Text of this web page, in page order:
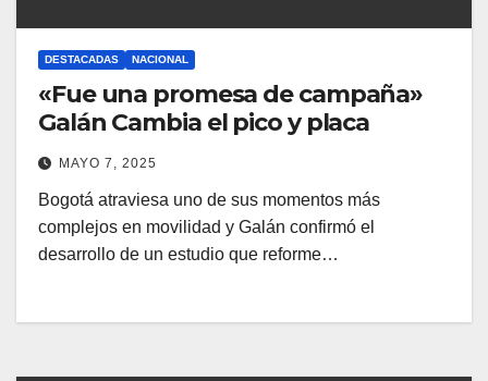
DESTACADAS NACIONAL
«Fue una promesa de campaña»
Galán Cambia el pico y placa
MAYO 7, 2025
Bogotá atraviesa uno de sus momentos más
complejos en movilidad y Galán confirmó el
desarrollo de un estudio que reforme…